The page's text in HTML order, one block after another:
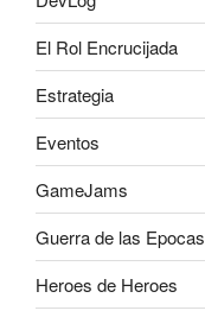
El Rol Encrucijada
Estrategia
Eventos
GameJams
Guerra de las Epocas
Heroes de Heroes